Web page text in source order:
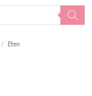
/ Eten